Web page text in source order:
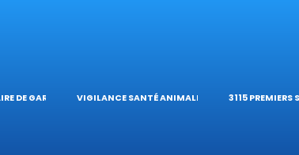
DE GARDE VIGILANCE SANTÉ ANIMALE 3115 PREMIERS